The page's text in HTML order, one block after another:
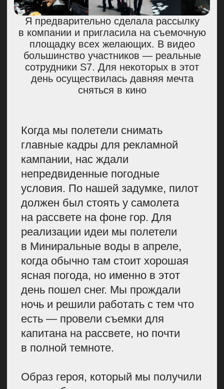
Рекламная кампания про наших
механиков понравилась руководству
и аудитории. Ролики хорошо
Сняли танцующих
бортпроводников
и прогулялись
по Патрикам
До ребрендинга многие сотрудники
мне писали, что им хочется более
современной и удобной формы.
Поменять форму для
бортпроводников мы решили еще
в начале 25-го года, потому что
понимали: она устарела.
Бортпроводник — это
некоторые могут подумать. Это
человек, который в самый